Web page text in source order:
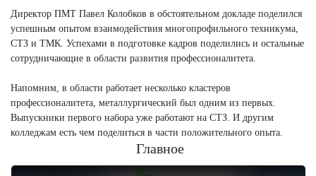
Директор ПМТ Павел Колобков в обстоятельном докладе поделился
успешным опытом взаимодействия многопрофильного техникума,
СТЗ и ТМК. Успехами в подготовке кадров поделились и остальные
сотрудничающие в области развития профессионалитета.
Напомним, в области работает несколько кластеров
профессионалитета, металлургический был одним из первых.
Выпускники первого набора уже работают на СТЗ. И другим
колледжам есть чем поделиться в части положительного опыта.
Главное